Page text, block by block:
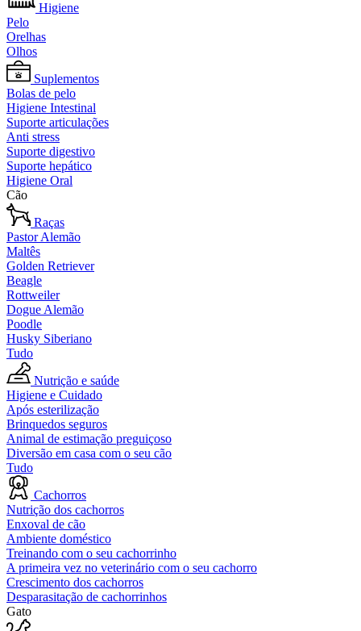
Higiene
Pelo
Orelhas
Olhos
Suplementos
Bolas de pelo
Higiene Intestinal
Suporte articulações
Anti stress
Suporte digestivo
Suporte hepático
Higiene Oral
Cão
Raças
Pastor Alemão
Maltês
Golden Retriever
Beagle
Rottweiler
Dogue Alemão
Poodle
Husky Siberiano
Tudo
Nutrição e saúde
Higiene e Cuidado
Após esterilização
Brinquedos seguros
Animal de estimação preguiçoso
Diversão em casa com o seu cão
Tudo
Cachorros
Nutrição dos cachorros
Enxoval de cão
Ambiente doméstico
Treinando com o seu cachorrinho
A primeira vez no veterinário com o seu cachorro
Crescimento dos cachorros
Desparasitação de cachorrinhos
Gato